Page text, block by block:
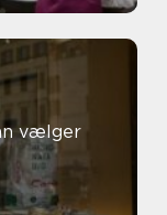
vælger